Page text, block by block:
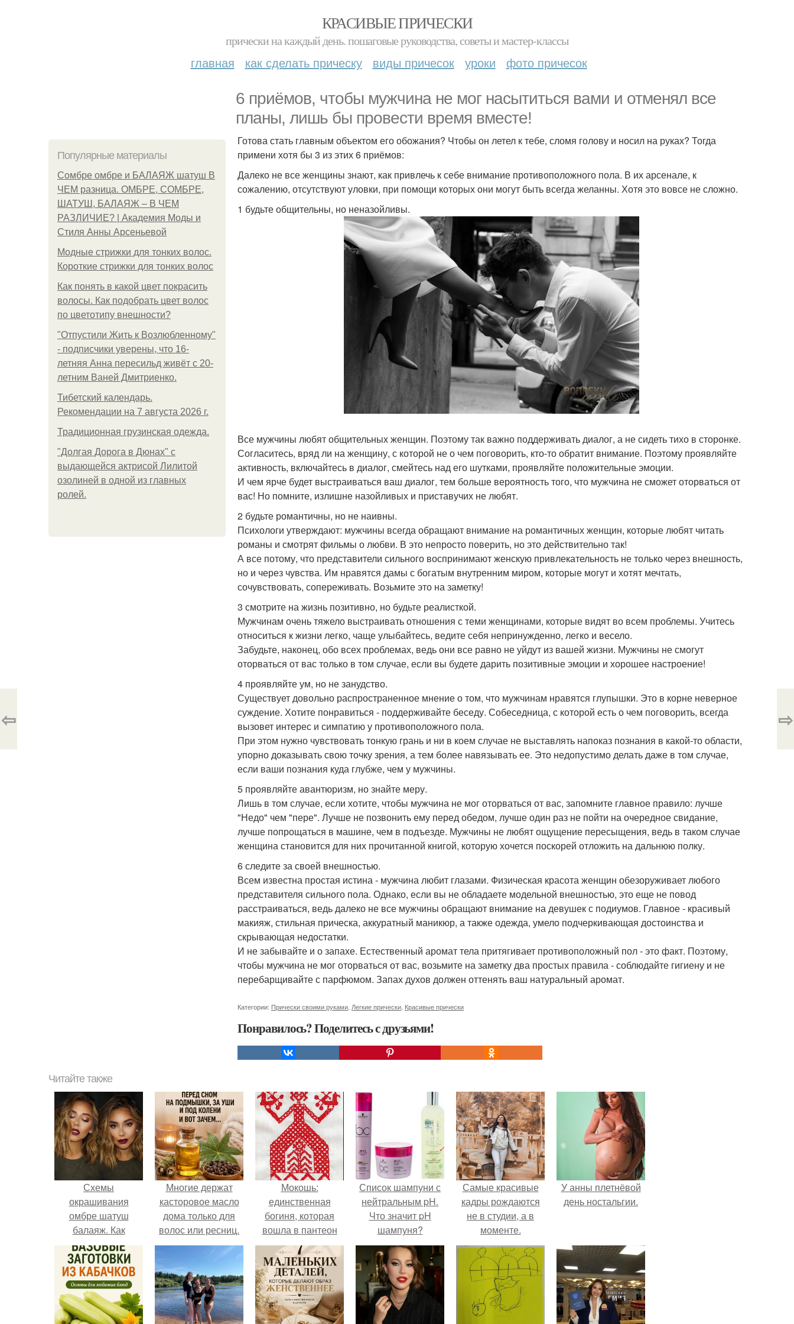
КРАСИВЫЕ ПРИЧЕСКИ
прически на каждый день. пошаговые руководства, советы и мастер-классы
главная как сделать прическу виды причесок уроки фото причесок
6 приёмов, чтобы мужчина не мог насытиться вами и отменял все
планы, лишь бы провести время вместе!
Популярные материалы
Сомбре омбре и БАЛАЯЖ шатуш В
ЧЕМ разница. ОМБРЕ, СОМБРЕ,
ШАТУШ, БАЛАЯЖ – В ЧЕМ
РАЗЛИЧИЕ? | Академия Моды и
Стиля Анны Арсеньевой
Модные стрижки для тонких волос.
Короткие стрижки для тонких волос
Как понять в какой цвет покрасить
волосы. Как подобрать цвет волос
по цветотипу внешности?
"Отпустили Жить к Возлюбленному"
- подписчики уверены, что 16-
летняя Анна пересильд живёт с 20-
летним Ваней Дмитриенко.
Тибетский календарь.
Рекомендации на 7 августа 2026 г.
Традиционная грузинская одежда.
"Долгая Дорога в Дюнах" с
выдающейся актрисой Лилитой
озолиней в одной из главных
ролей.
Готова стать главным объектом его обожания? Чтобы он летел к тебе, сломя голову и носил на руках? Тогда
примени хотя бы 3 из этих 6 приёмов:
Далеко не все женщины знают, как привлечь к себе внимание противоположного пола. В их арсенале, к
сожалению, отсутствуют уловки, при помощи которых они могут быть всегда желанны. Хотя это вовсе не сложно.
1 будьте общительны, но неназойливы.
Все мужчины любят общительных женщин. Поэтому так важно поддерживать диалог, а не сидеть тихо в сторонке.
Согласитесь, вряд ли на женщину, с которой не о чем поговорить, кто-то обратит внимание. Поэтому проявляйте
активность, включайтесь в диалог, смейтесь над его шутками, проявляйте положительные эмоции.
И чем ярче будет выстраиваться ваш диалог, тем больше вероятность того, что мужчина не сможет оторваться от
вас! Но помните, излишне назойливых и приставучих не любят.
2 будьте романтичны, но не наивны.
Психологи утверждают: мужчины всегда обращают внимание на романтичных женщин, которые любят читать
романы и смотрят фильмы о любви. В это непросто поверить, но это действительно так!
А все потому, что представители сильного воспринимают женскую привлекательность не только через внешность,
но и через чувства. Им нравятся дамы с богатым внутренним миром, которые могут и хотят мечтать,
сочувствовать, сопереживать. Возьмите это на заметку!
3 смотрите на жизнь позитивно, но будьте реалисткой.
Мужчинам очень тяжело выстраивать отношения с теми женщинами, которые видят во всем проблемы. Учитесь
относиться к жизни легко, чаще улыбайтесь, ведите себя непринужденно, легко и весело.
Забудьте, наконец, обо всех проблемах, ведь они все равно не уйдут из вашей жизни. Мужчины не смогут
оторваться от вас только в том случае, если вы будете дарить позитивные эмоции и хорошее настроение!
4 проявляйте ум, но не занудство.
Существует довольно распространенное мнение о том, что мужчинам нравятся глупышки. Это в корне неверное
суждение. Хотите понравиться - поддерживайте беседу. Собеседница, с которой есть о чем поговорить, всегда
вызовет интерес и симпатию у противоположного пола.
При этом нужно чувствовать тонкую грань и ни в коем случае не выставлять напоказ познания в какой-то области,
упорно доказывать свою точку зрения, а тем более навязывать ее. Это недопустимо делать даже в том случае,
если ваши познания куда глубже, чем у мужчины.
5 проявляйте авантюризм, но знайте меру.
Лишь в том случае, если хотите, чтобы мужчина не мог оторваться от вас, запомните главное правило: лучше
"Недо" чем "пере". Лучше не позвонить ему перед обедом, лучше один раз не пойти на очередное свидание,
лучше попрощаться в машине, чем в подъезде. Мужчины не любят ощущение пересыщения, ведь в таком случае
женщина становится для них прочитанной книгой, которую хочется поскорей отложить на дальнюю полку.
6 следите за своей внешностью.
Всем известна простая истина - мужчина любит глазами. Физическая красота женщин обезоруживает любого
представителя сильного пола. Однако, если вы не обладаете модельной внешностью, это еще не повод
расстраиваться, ведь далеко не все мужчины обращают внимание на девушек с подиумов. Главное - красивый
макияж, стильная прическа, аккуратный маникюр, а также одежда, умело подчеркивающая достоинства и
скрывающая недостатки.
И не забывайте и о запахе. Естественный аромат тела притягивает противоположный пол - это факт. Поэтому,
чтобы мужчина не мог оторваться от вас, возьмите на заметку два простых правила - соблюдайте гигиену и не
перебарщивайте с парфюмом. Запах духов должен оттенять ваш натуральный аромат.
Категории: Прически своими руками Легкие прически Красивые прически
Понравилось? Поделитесь с друзьями!
⇦ ⇨
Читайте также
Схемы
окрашивания
омбре шатуш
балаяж. Как
выбрать
окрашивание для
себя
Многие держат
касторовое масло
дома только для
волос или ресниц.
Мокошь:
единственная
богиня, которая
вошла в пантеон
князя Владимира.
Список шампуни с
нейтральным pH.
Что значит pH
шампуня?
Самые красивые
кадры рождаются
не в студии, а в
моменте.
У анны плетнёвой
день ностальгии.